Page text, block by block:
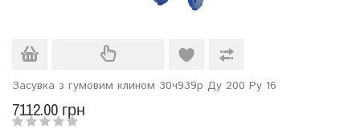
Засувка з гумовим клином 30ч939р Ду 200 Ру 16
7112.00 грн